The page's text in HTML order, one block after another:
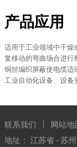
产品应用
适用于工业领域中干
复移动的弯曲场合进行
铜丝编织屏蔽使电缆
工业自动化设备、设备
联系我们
网站地
地址： 江苏省 - 苏